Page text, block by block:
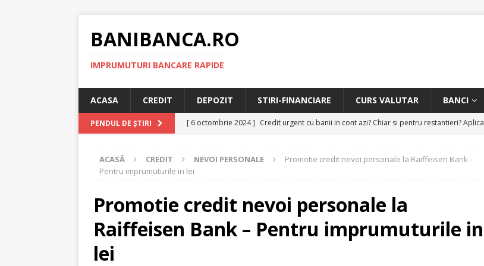
BANIBANCA.RO
IMPRUMUTURI BANCARE RAPIDE
ACASA CREDIT DEPOZIT STIRI-FINANCIARE CURS VALUTAR BANCI
PENDUL DE ȘTIRI [ 6 octombrie 2024 ] Credit urgent cu banii in cont azi? Chiar si pentru restantieri? Aplica
[ 8 septembrie 2024 ] Facem rata creditului mai mica sau iti dam bani in plus? Profita de
[ 11 august 2024 ] Creditarea restantierilor si imbunatatirea scorului financiar
RAPID
Credit online pentru restantieri. Aplica online sau telefonic.
ACASĂ CREDIT NEVOI PERSONALE
Promotie credit nevoi personale la Raiffeisen Bank –
Pentru imprumuturile in lei
Promotie credit nevoi personale la
Raiffeisen Bank – Pentru imprumuturile in
lei